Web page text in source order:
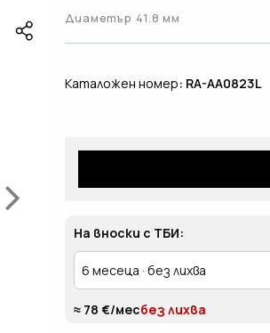
Диаметър 41.8 мм
Каталожен номер: RA-AA0823L
На вноски с ТБИ:
≈ 78 €/месбез лихва